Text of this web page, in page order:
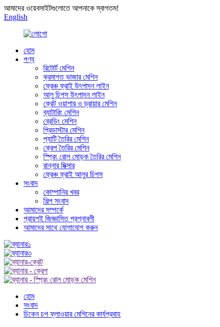
আমাদের ওয়েবসাইটগুলোতে আপনাকে স্বাগতম!
English
হোম
পণ্য
রিটোর্ট মেশিন
ক্রমাগত ভাজার মেশিন
ফ্রেঞ্চ ফ্রাই উৎপাদন লাইন
আলু চিপস উৎপাদন লাইন
ক্রেট ওয়াশার ও ড্রায়ার মেশিন
ব্যাটারিং মেশিন
ব্রেডিং মেশিন
প্রিডাস্টার মেশিন
প্যাটি তৈরির মেশিন
ক্রেপ তৈরির মেশিন
স্প্রিং রোল মোড়ক তৈরির মেশিন
রান্নার মিক্সার
ফ্রেঞ্চ ফ্রাই আলুর চিপস
সংবাদ
কোম্পানির খবর
শিল্প সংবাদ
আমাদের সম্পর্কে
প্রায়শই জিজ্ঞাসিত প্রশ্নাবলী
আমাদের সাথে যোগাযোগ করুন
হোম
সংবাদ
চিকেন চপ ফ্লাওয়ার মেশিনের কার্যপ্রবাহ